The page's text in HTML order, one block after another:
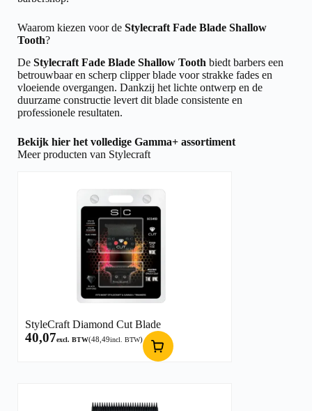
Waarom kiezen voor de Stylecraft Fade Blade Shallow
Tooth?
De Stylecraft Fade Blade Shallow Tooth biedt barbers een
betrouwbaar en scherp clipper blade voor strakke fades en
vloeiende overgangen. Dankzij het lichte ontwerp en de
duurzame constructie levert dit blade consistente en
professionele resultaten.
Bekijk hier het volledige Gamma+ assortiment
Meer producten van Stylecraft
StyleCraft Diamond Cut Blade
40,07excl. BTW(48,49incl. BTW)